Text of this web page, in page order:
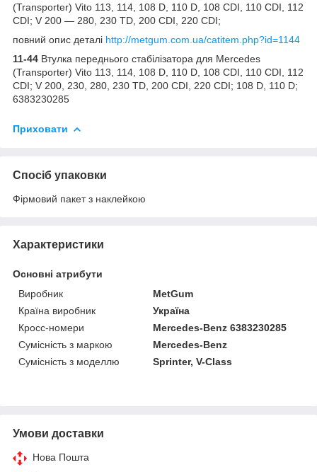
(Transporter) Vito 113, 114, 108 D, 110 D, 108 CDI, 110 CDI, 112
CDI; V 200 — 280, 230 TD, 200 CDI, 220 CDI;
повний опис деталі http://metgum.com.ua/catitem.php?id=1144
11-44 Втулка переднього стабілізатора для Mercedes
(Transporter) Vito 113, 114, 108 D, 110 D, 108 CDI, 110 CDI, 112
CDI; V 200, 230, 280, 230 TD, 200 CDI, 220 CDI; 108 D, 110 D;
6383230285
Приховати
Спосіб упаковки
Фірмовий пакет з наклейкою
Характеристики
Основні атрибути
Виробник
MetGum
Країна виробник
Україна
Кросс-номери
Mercedes-Benz 6383230285
Сумісність з маркою
Mercedes-Benz
Сумісність з моделлю
Sprinter, V-Class
Умови доставки
Нова Пошта